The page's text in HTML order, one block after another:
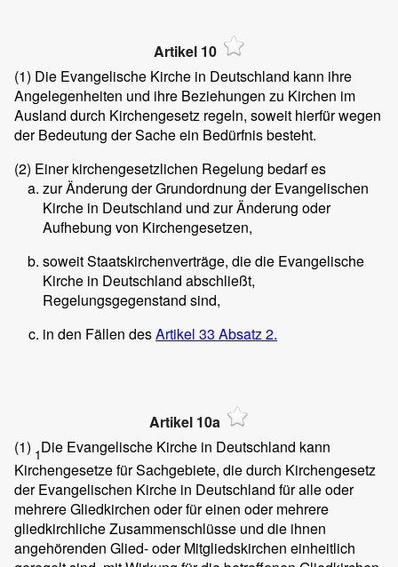
Artikel 10
(1) Die Evangelische Kirche in Deutschland kann ihre
Angelegenheiten und ihre Beziehungen zu Kirchen im
Ausland durch Kirchengesetz regeln, soweit hierfür wegen
der Bedeutung der Sache ein Bedürfnis besteht.
(2) Einer kirchengesetzlichen Regelung bedarf es
zur Änderung der Grundordnung der Evangelischen
Kirche in Deutschland und zur Änderung oder
Aufhebung von Kirchengesetzen,
soweit Staatskirchenverträge, die die Evangelische
Kirche in Deutschland abschließt,
Regelungsgegenstand sind,
in den Fällen desArtikel 33 Absatz 2.
Artikel 10a
(1) 1Die Evangelische Kirche in Deutschland kann
Kirchengesetze für Sachgebiete, die durch Kirchengesetz
der Evangelischen Kirche in Deutschland für alle oder
mehrere Gliedkirchen oder für einen oder mehrere
gliedkirchliche Zusammenschlüsse und die ihnen
angehörenden Glied- oder Mitgliedskirchen einheitlich